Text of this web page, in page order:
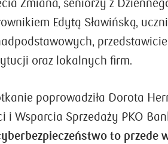
Zmiana, seniorzy z
Edytą Sławińską,
oraz lokalnych firm.
poprowadziła Dorota
i Wsparcia Sprzedaży PKO
to przede